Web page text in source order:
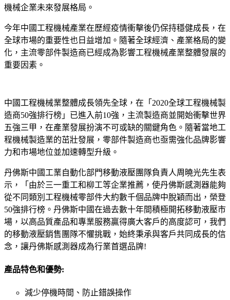
機械企業未來發展格局。
今年中國工程機械產業在歷經疫情衝擊後仍保持穩健成長，在
全球市場的重要性也日益增加。隨著全球經濟、產業格局的變
化，主流零部件製造商已經成為影響工程機械產業整體發展的
重要因素。
中國工程機械業整體成長領先全球，在「2020全球工程機械製
造商50強排行榜」已進入前10強，主流製造商並開始衝擊世界
五強三甲，在產業發展扮演不可或缺的關鍵角色。隨著當地工
程機械製造業的茁壯發展，零部件製造商也亟需強化品牌影響
力和市場地位並加速轉型升級。
丹佛斯中國工業自動化部門移動液壓團隊負責人周曉光先生表
示，「由於三一重工和柳工等企業推薦，使丹佛斯感測器能夠
從不同類別工程機械零部件大約數千個品牌中脫穎而出，榮登
50強排行榜。丹佛斯中國在過去數十年間積極開拓移動液壓市
場，以高品質產品和專業服務贏得廣大客戶的高度認可，我們
的移動液壓銷售團隊不懼挑戰，始終秉承與客戶共同成長的信
念，讓丹佛斯感測器成為行業首選品牌!
產品特色和優勢:
減少停機時間、防止錯誤操作